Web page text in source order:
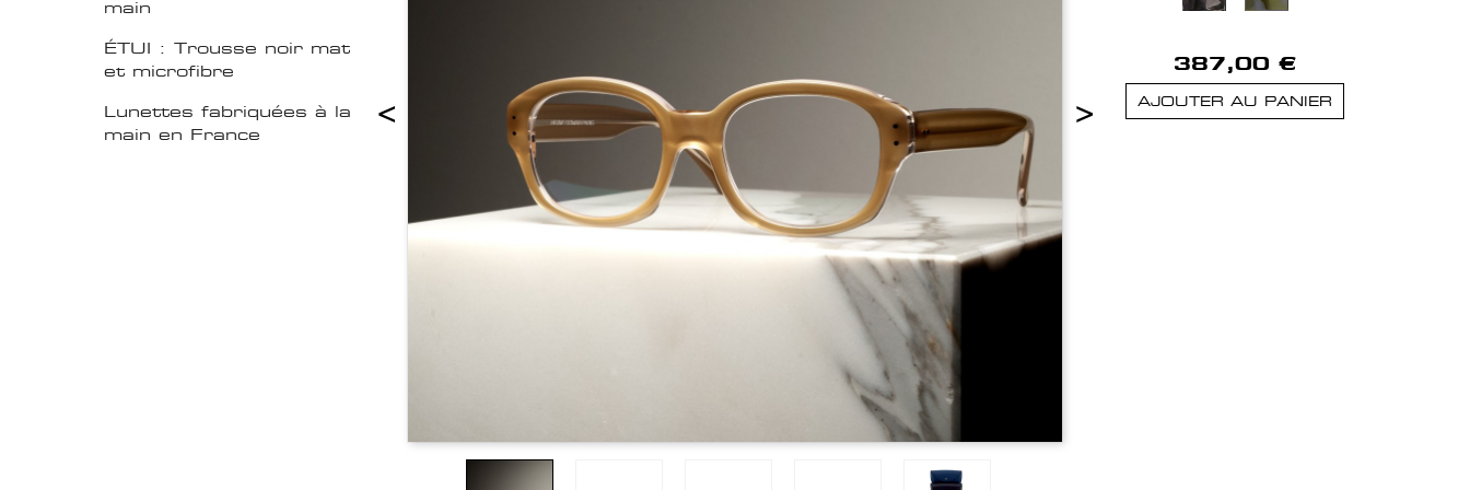
main
ÉTUI : Trousse noir mat
et microfibre
Lunettes fabriquées à la
main en France
< >
387,00 €
AJOUTER AU PANIER